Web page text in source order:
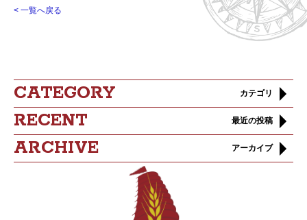
< 一覧へ戻る
CATEGORY カテゴリ
RECENT 最近の投稿
ARCHIVE アーカイブ